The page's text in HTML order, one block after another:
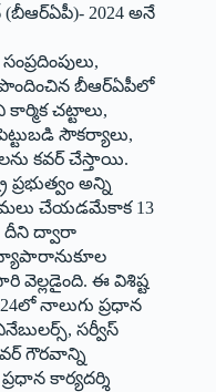
2024 అనే
బీఆర్ఏపీలో
చట్టాలు,
సౌకర్యాలు,
కవర్‌ చేస్తాయి.
ప్రభుత్వం అన్ని
చేయడమేకాక 13
దీని ద్వారా
వెల్లడైంది. ఈ విశిష్ట
నాలుగు ప్రధాన
సర్వీస్‌
గౌరవాన్ని
కార్యదర్శి